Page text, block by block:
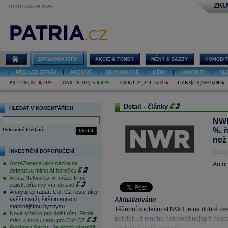
SOBOTA 08.08.2026
ZPRAVODAJSTVÍ AKCIE & FONDY MĚNY & SAZBY
PŘEHLED ZPRÁV AKCIOVÉ EKONOMICKÉ MĚNY KOMODITY
PX 2 785,07 -0,71% DAX 26 319,45 0,69% CZK/€ 24,224 -0,02% CZK/$ 20,959 0,00%
HLEDAT V KOMENTÁŘÍCH
hledat
Pokročilé hledání
INVESTIČNÍ DOPORUČENÍ
AstraZeneca jako sázka na
defenzivu mimo AI horečku
Arista Networks: AI může firmě
zajistit příznivý vítr do zad
Analytický radar: Colt CZ roste díky
vyšší marži, širší integraci i
stabilnějšímu byznysu
Nové střelivo pro další růst. Patria
mění cílovou cenu pro Colt CZ
Detail - články
%,
Aktualizováno
Těžební společnost NWR je na dobré
pololetí už mnoho hotovosti nejspíš